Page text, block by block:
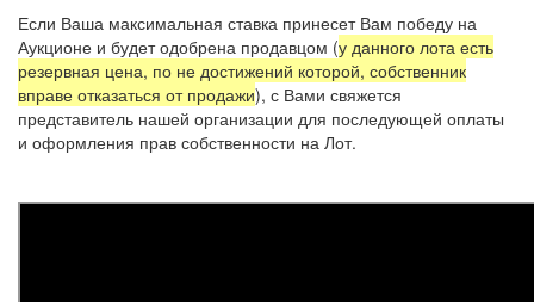
Если Ваша максимальная ставка принесет Вам победу на
Аукционе и будет одобрена продавцом (у данного лота есть
резервная цена, по не достижений которой, собственник
вправе отказаться от продажи), с Вами свяжется
представитель нашей организации для последующей оплаты
и оформления прав собственности на Лот.